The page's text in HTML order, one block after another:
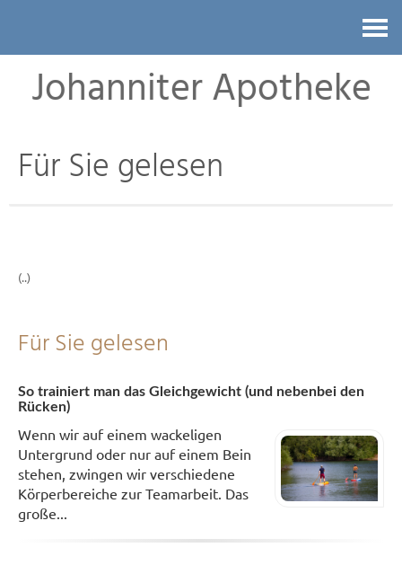
Johanniter Apotheke
Für Sie gelesen
(..)
Für Sie gelesen
So trainiert man das Gleichgewicht (und nebenbei den
Rücken)
Wenn wir auf einem wackeligen
Untergrund oder nur auf einem Bein
stehen, zwingen wir verschiedene
Körperbereiche zur Teamarbeit. Das
große...